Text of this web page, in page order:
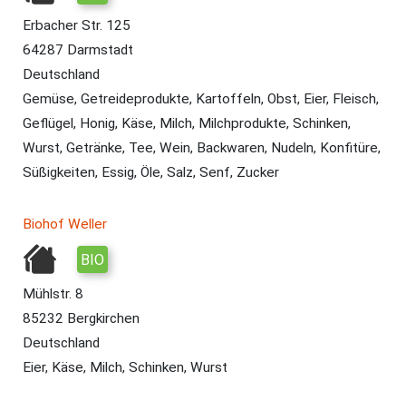
Erbacher Str. 125
64287 Darmstadt
Deutschland
Gemüse, Getreideprodukte, Kartoffeln, Obst, Eier, Fleisch,
Geflügel, Honig, Käse, Milch, Milchprodukte, Schinken,
Wurst, Getränke, Tee, Wein, Backwaren, Nudeln, Konfitüre,
Süßigkeiten, Essig, Öle, Salz, Senf, Zucker
Biohof Weller
BIO
Mühlstr. 8
85232 Bergkirchen
Deutschland
Eier, Käse, Milch, Schinken, Wurst